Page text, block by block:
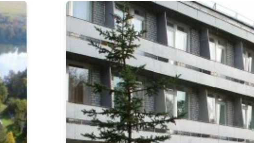
Санаторий Маяк